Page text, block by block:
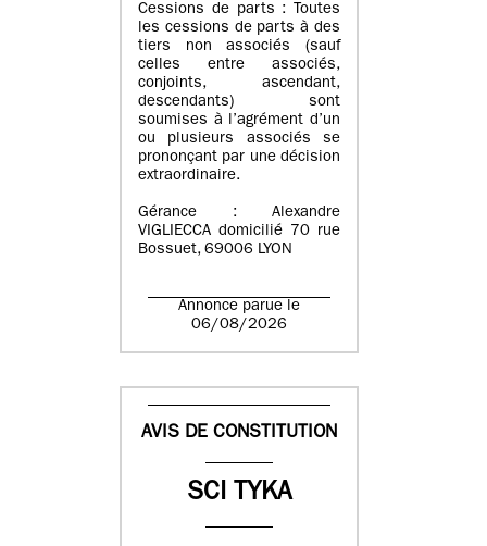
Cessions de parts : Toutes
les cessions de parts à des
tiers non associés (sauf
celles entre associés,
conjoints, ascendant,
descendants) sont
soumises à l’agrément d’un
ou plusieurs associés se
prononçant par une décision
extraordinaire.
Gérance : Alexandre
VIGLIECCA domicilié 70 rue
Bossuet, 69006 LYON
Annonce parue le
06/08/2026
AVIS DE CONSTITUTION
SCI TYKA